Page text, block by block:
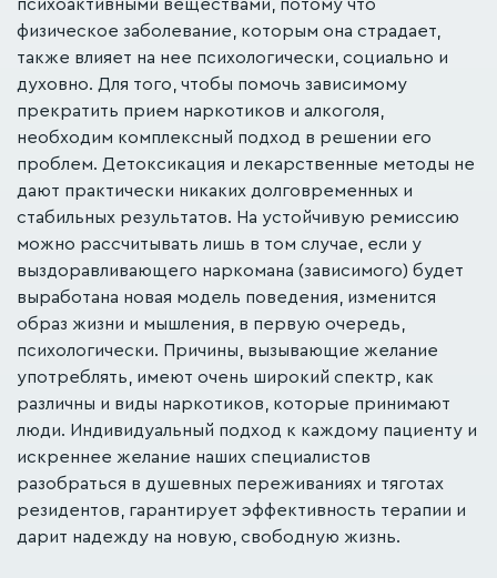
психоактивными веществами, потому что
физическое заболевание, которым она страдает,
также влияет на нее психологически, социально и
духовно. Для того, чтобы помочь зависимому
прекратить прием наркотиков и алкоголя,
необходим комплексный подход в решении его
проблем. Детоксикация и лекарственные методы не
дают практически никаких долговременных и
стабильных результатов. На устойчивую ремиссию
можно рассчитывать лишь в том случае, если у
выздоравливающего наркомана (зависимого) будет
выработана новая модель поведения, изменится
образ жизни и мышления, в первую очередь,
психологически. Причины, вызывающие желание
употреблять, имеют очень широкий спектр, как
различны и виды наркотиков, которые принимают
люди. Индивидуальный подход к каждому пациенту и
искреннее желание наших специалистов
разобраться в душевных переживаниях и тяготах
резидентов, гарантирует эффективность терапии и
дарит надежду на новую, свободную жизнь.